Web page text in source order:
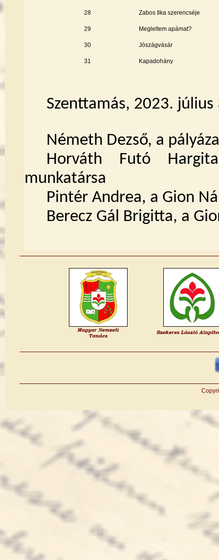
28 Zabos Ilka szerencséje
29 Megleltem apámat?
30 Jószágvásár
31 Kapadohány
Szenttamás, 2023. július
Németh Dezső, a
Horváth Futó
munkatársa
Pintér Andrea, a Gion
Berecz Gál Brigitta, a